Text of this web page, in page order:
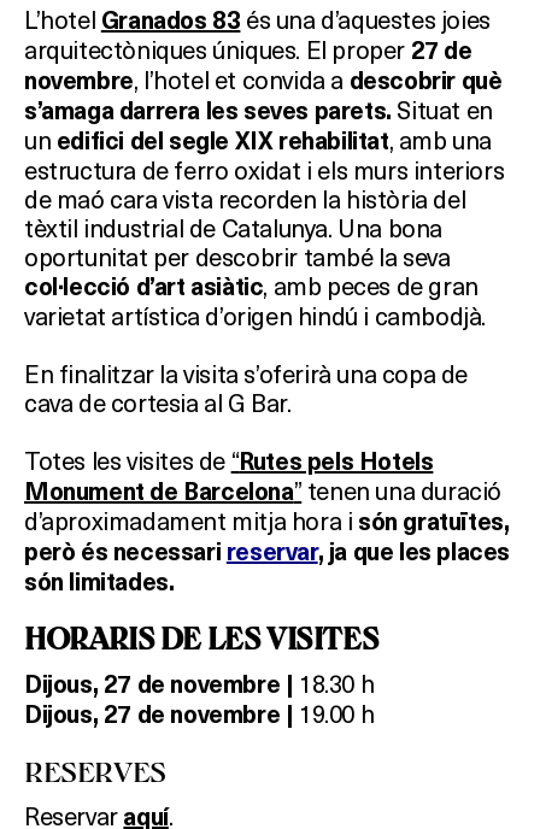
L’hotel Granados 83 és una d’aquestes joies
arquitectòniques úniques. El proper 27 de
novembre, l’hotel et convida a descobrir què
s’amaga darrera les seves parets. Situat en
un edifici del segle XIX rehabilitat, amb una
estructura de ferro oxidat i els murs interiors
de maó cara vista recorden la història del
tèxtil industrial de Catalunya. Una bona
oportunitat per descobrir també la seva
col·lecció d’art asiàtic, amb peces de gran
varietat artística d’origen hindú i cambodjà.
En finalitzar la visita s’oferirà una copa de
cava de cortesia al G Bar.
Totes les visites de “Rutes pels Hotels
Monument de Barcelona” tenen una duració
d’aproximadament mitja hora i són gratuïtes,
però és necessari reservar, ja que les places
són limitades.
HORARIS DE LES VISITES
Dijous, 27 de novembre | 18.30 h
Dijous, 27 de novembre | 19.00 h
RESERVES
Reservar aquí.